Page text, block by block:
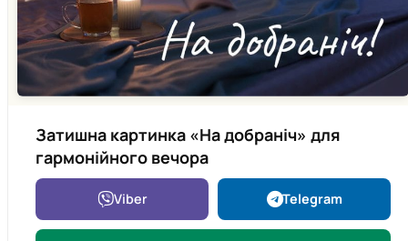
Затишна картинка «На добраніч» для
гармонійного вечора
Viber Telegram